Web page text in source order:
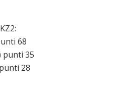
68
punti 35
28